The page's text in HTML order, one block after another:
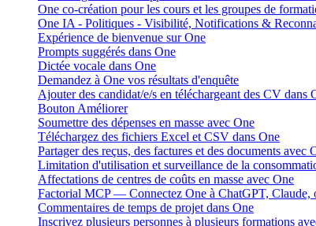
One co-création pour les cours et les groupes de
One IA - Politiques - Visibilité, Notifications &
Expérience de bienvenue sur One
Prompts suggérés dans One
Dictée vocale dans One
Demandez à One vos résultats d'enquête
Ajouter des candidat/e/s en téléchargeant des CV dans
Bouton Améliorer
Soumettre des dépenses en masse avec One
Téléchargez des fichiers Excel et CSV dans One
Partager des reçus, des factures et des documents avec
Limitation d'utilisation et surveillance de la
Affectations de centres de coûts en masse avec One
Factorial MCP — Connectez One à ChatGPT, Claude,
Commentaires de temps de projet dans One
Inscrivez plusieurs personnes à plusieurs formations